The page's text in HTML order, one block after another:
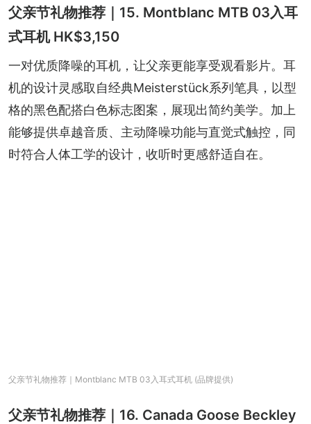
父亲节礼物推荐｜15. Montblanc MTB 03入耳
式耳机 HK$3,150
一对优质降噪的耳机，让父亲更能享受观看影片。耳
机的设计灵感取自经典Meisterstück系列笔具，以型
格的黑色配搭白色标志图案，展现出简约美学。加上
能够提供卓越音质、主动降噪功能与直觉式触控，同
时符合人体工学的设计，收听时更感舒适自在。
父亲节礼物推荐｜Montblanc MTB 03入耳式耳机 (品牌提供)
父亲节礼物推荐｜16. Canada Goose Beckley